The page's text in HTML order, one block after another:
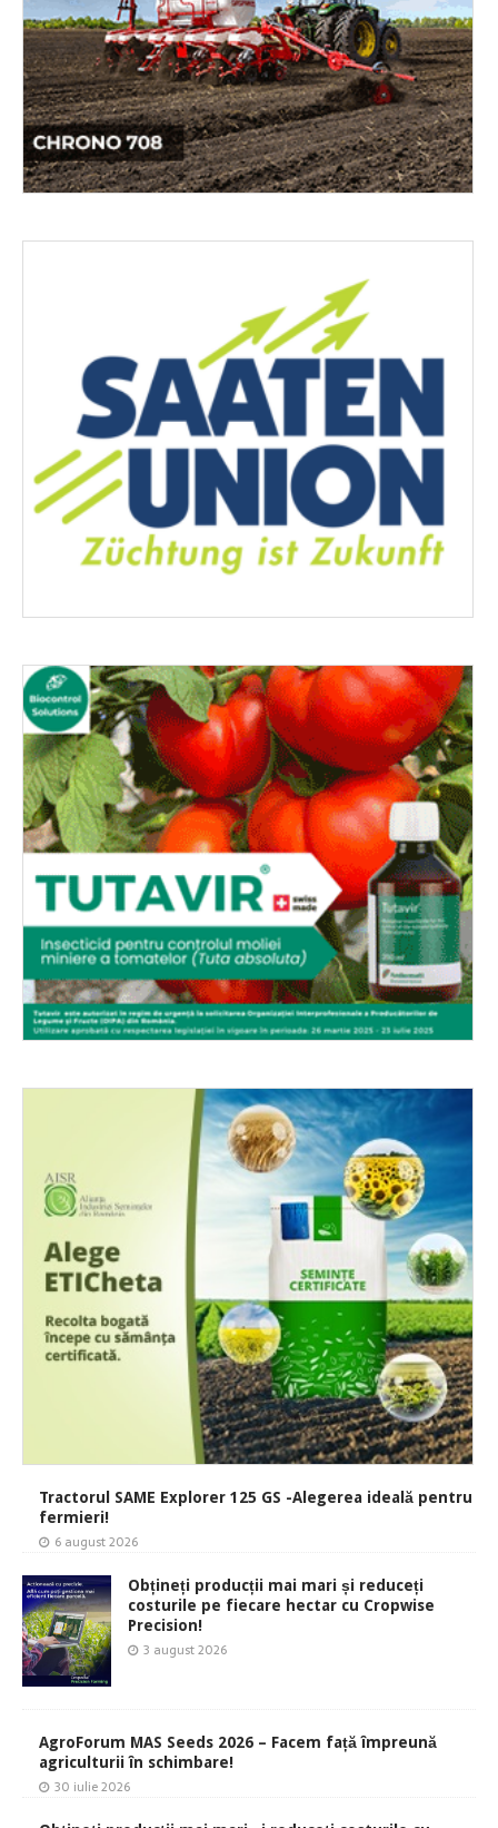
Tractorul SAME Explorer 125 GS -Alegerea ideală pentru
fermieri!
6 august 2026
Obțineți producții mai mari și reduceți
costurile pe fiecare hectar cu Cropwise
Precision!
3 august 2026
AgroForum MAS Seeds 2026 – Facem față împreună
agriculturii în schimbare!
30 iulie 2026